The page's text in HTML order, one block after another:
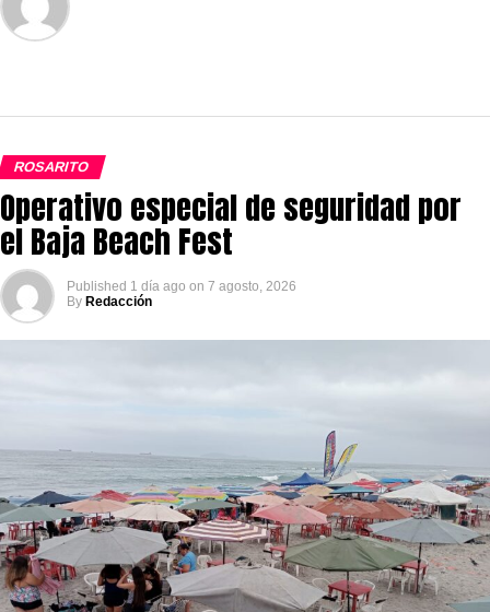
ROSARITO
Operativo especial de seguridad por
el Baja Beach Fest
Published 1 día ago on 7 agosto, 2026
By Redacción